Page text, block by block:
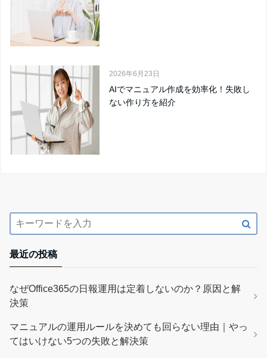
2026年6月23日
AIでマニュアル作成を効率化！失敗し
ない作り方を紹介
最近の投稿
なぜOffice365の日報運用は定着しないのか？原因と解
決策
マニュアルの運用ルールを決めても回らない理由｜やっ
てはいけない5つの失敗と解決策